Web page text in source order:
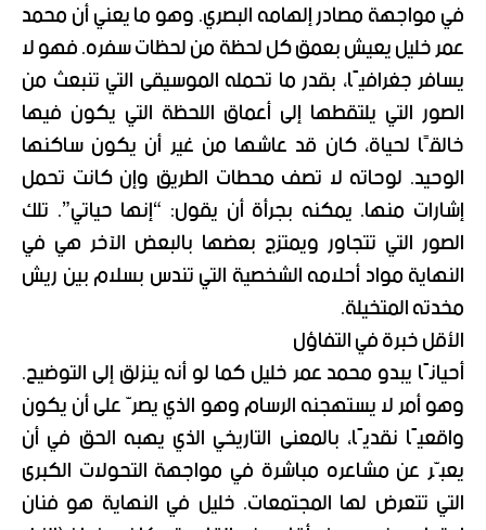
في مواجهة مصادر إلهامه البصري. وهو ما يعني أن محمد
عمر خليل يعيش بعمق كل لحظة من لحظات سفره. فهو لا
يسافر جغرافيًا، بقدر ما تحمله الموسيقى التي تنبعث من
الصور التي يلتقطها إلى أعماق اللحظة التي يكون فيها
خالقًا لحياة، كان قد عاشها من غير أن يكون ساكنها
الوحيد. لوحاته لا تصف محطات الطريق وإن كانت تحمل
إشارات منها. يمكنه بجرأة أن يقول: “إنها حياتي”. تلك
الصور التي تتجاور ويمتزج بعضها بالبعض الآخر هي في
النهاية مواد أحلامه الشخصية التي تندس بسلام بين ريش
مخدته المتخيلة.
الأقل خبرة في التفاؤل
أحيانًا يبدو محمد عمر خليل كما لو أنه ينزلق إلى التوضيح.
وهو أمر لا يستهجنه الرسام وهو الذي يصرّ على أن يكون
واقعيًا نقديًا، بالمعنى التاريخي الذي يهبه الحق في أن
يعبّر عن مشاعره مباشرة في مواجهة التحولات الكبرى
التي تتعرض لها المجتمعات. خليل في النهاية هو فنان